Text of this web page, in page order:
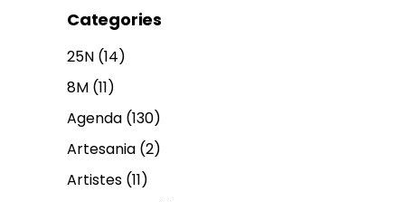
Categories
25N (14)
8M (11)
Agenda (130)
Artesania (2)
Artistes (11)